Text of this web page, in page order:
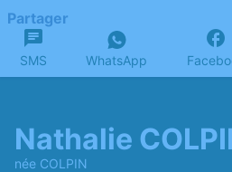
Partager
SMS WhatsApp
Nathalie
née COLPIN